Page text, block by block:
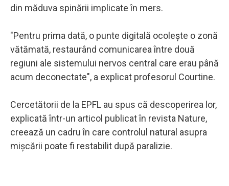
din măduva spinării implicate în mers.
"Pentru prima dată, o punte digitală ocoleşte o zonă
vătămată, restaurând comunicarea între două
regiuni ale sistemului nervos central care erau până
acum deconectate", a explicat profesorul Courtine.
Cercetătorii de la EPFL au spus că descoperirea lor,
explicată într-un articol publicat în revista Nature,
creează un cadru în care controlul natural asupra
mişcării poate fi restabilit după paralizie.